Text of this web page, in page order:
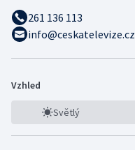
261 136 113
info@ceskatelevize.cz
Vzhled
Světlý